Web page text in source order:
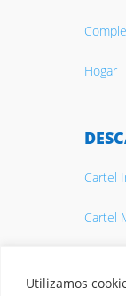
Utilizamos
Hogar
Cartel
Cartel